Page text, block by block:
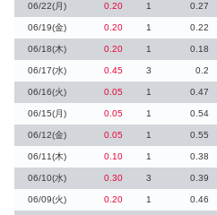
06/22(月) 0.20 1 0.27
06/19(金) 0.20 1 0.22
06/18(木) 0.20 1 0.18
06/17(水) 0.45 3 0.2
06/16(火) 0.05 1 0.47
06/15(月) 0.05 1 0.54
06/12(金) 0.05 1 0.55
06/11(木) 0.10 1 0.38
06/10(水) 0.30 3 0.39
06/09(火) 0.20 1 0.46